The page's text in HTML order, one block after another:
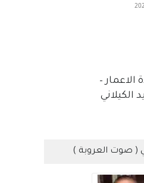
الاعمار –
الكيلاني
( صوت العروبة )